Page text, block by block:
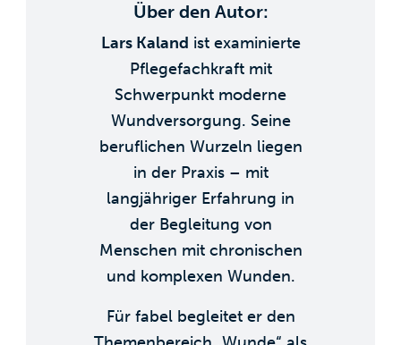
Über den Autor:
Lars Kaland ist examinierte
Pflegefachkraft mit
Schwerpunkt moderne
Wundversorgung. Seine
beruflichen Wurzeln liegen
in der Praxis – mit
langjähriger Erfahrung in
der Begleitung von
Menschen mit chronischen
und komplexen Wunden.
Für fabel begleitet er den